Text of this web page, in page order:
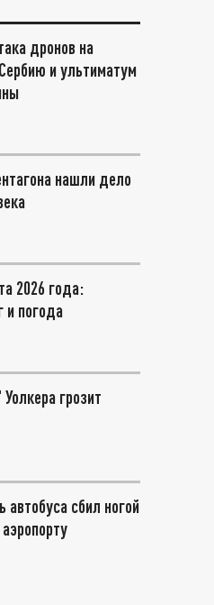
дронов на
и ультиматум
нашли дело
2026 года:
и погода
грозит
сбил ногой